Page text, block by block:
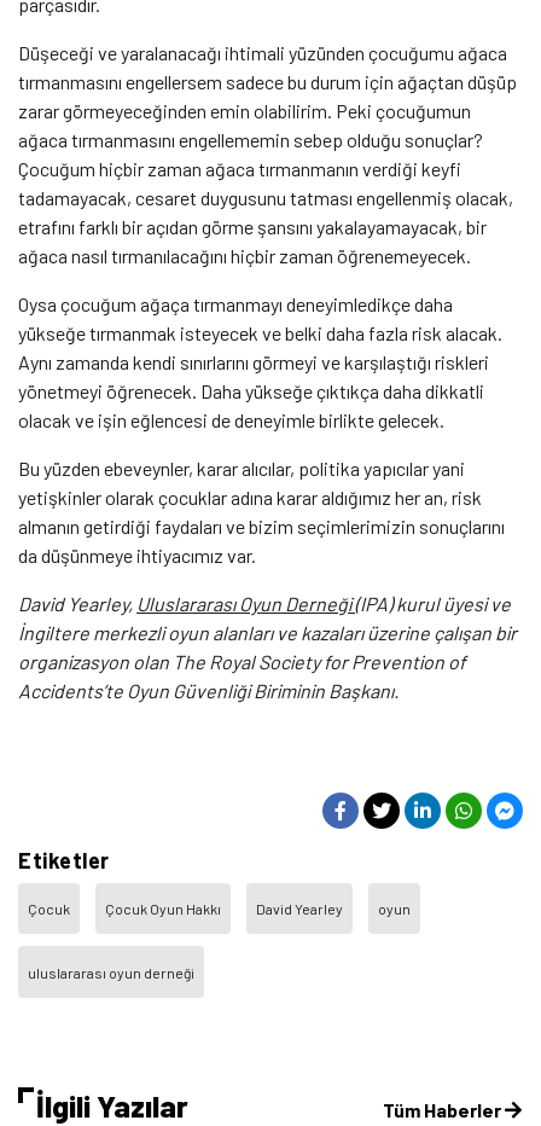
Düşeceği ve yaralanacağı ihtimali yüzünden çocuğumu ağaca
tırmanmasını engellersem sadece bu durum için ağaçtan düşüp
zarar görmeyeceğinden emin olabilirim. Peki çocuğumun
ağaca tırmanmasını engellememin sebep olduğu sonuçlar?
Çocuğum hiçbir zaman ağaca tırmanmanın verdiği keyfi
tadamayacak, cesaret duygusunu tatması engellenmiş olacak,
etrafını farklı bir açıdan görme şansını yakalayamayacak, bir
ağaca nasıl tırmanılacağını hiçbir zaman öğrenemeyecek.
Oysa çocuğum ağaça tırmanmayı deneyimledikçe daha
yükseğe tırmanmak isteyecek ve belki daha fazla risk alacak.
Aynı zamanda kendi sınırlarını görmeyi ve karşılaştığı riskleri
yönetmeyi öğrenecek. Daha yükseğe çıktıkça daha dikkatli
olacak ve işin eğlencesi de deneyimle birlikte gelecek.
Bu yüzden ebeveynler, karar alıcılar, politika yapıcılar yani
yetişkinler olarak çocuklar adına karar aldığımız her an, risk
almanın getirdiği faydaları ve bizim seçimlerimizin sonuçlarını
da düşünmeye ihtiyacımız var.
David Yearley, Uluslararası Oyun Derneği(IPA) kurul üyesi ve
İngiltere merkezli oyun alanları ve kazaları üzerine çalışan bir
organizasyon olan The Royal Society for Prevention of
Accidents’te Oyun Güvenliği Biriminin Başkanı.
Etiketler
Çocuk Çocuk Oyun Hakkı David Yearley oyun
uluslararası oyun derneği
İlgili Yazılar Tüm Haberler